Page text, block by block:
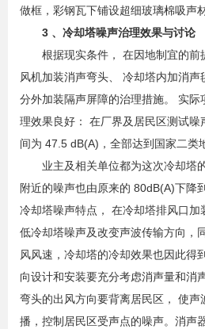
做框，彩钢瓦下铺设超细玻璃棉吸声材
3 、冷却塔噪声治理效果与讨论
根据现实条件， 在因地制宜的前
风机加装消声弯头、 冷却塔内加消
分外加装隔声屏障的治理措施。 实
理效果良好： 在厂界及居民区测试
间为 47.5 dB(A)，全部达到国家二类
业主及相关单位都为这次冷却塔
附近的噪声也由原来的 80dB(A)下降
冷却塔噪声特点， 在冷却塔排风口
低冷却塔噪声及改变声波传输方向，
风风速，冷却塔的冷却效果也因此得
向设计和安装要充分考虑消声量和消
弯头的出风方向要背离居民区， 使
播，控制居民区受声点的噪声。消声